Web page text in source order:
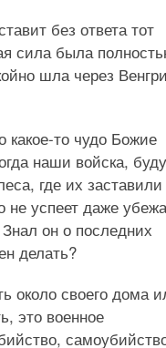
без ответа тот
сила была
шла через
то чудо Божие
наши войска,
где их заставили
не успеет даже
он о последних
делать?
около своего дома
это военное